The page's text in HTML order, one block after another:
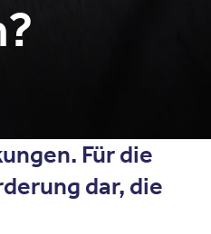
Für die
dar, die